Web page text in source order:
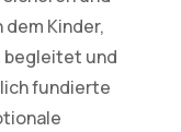
Kinder,
begleitet und
fundierte